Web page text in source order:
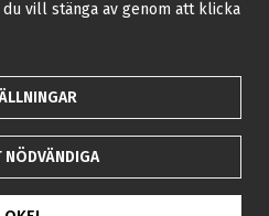
vill stänga av genom att klicka
NÖDVÄNDIGA